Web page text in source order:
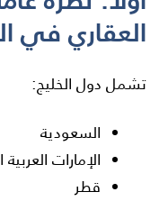
العقاري في
تشمل دول الخليج:
السعودية
الإمارات
قطر